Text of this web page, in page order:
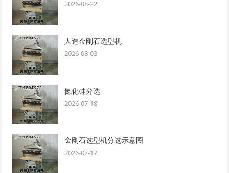
2026-08-22
人造金刚石选型机
2026-08-03
氮化硅分选
2026-07-18
金刚石选型机分选示意图
2026-07-17